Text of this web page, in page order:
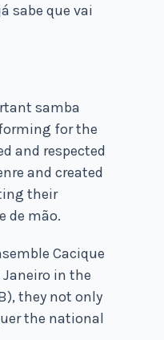
sabe que vai
samba
for the
and respected
and created
their
de mão.
Cacique
in the
they not only
the national